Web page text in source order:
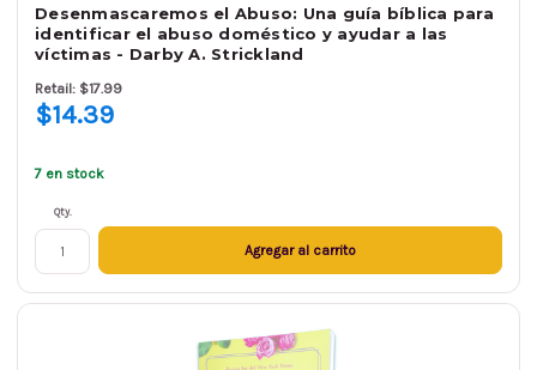
Desenmascaremos el Abuso: Una guía bíblica para
identificar el abuso doméstico y ayudar a las
víctimas - Darby A. Strickland
Retail: $17.99
$14.39
7 en stock
Qty.
Agregar al carrito